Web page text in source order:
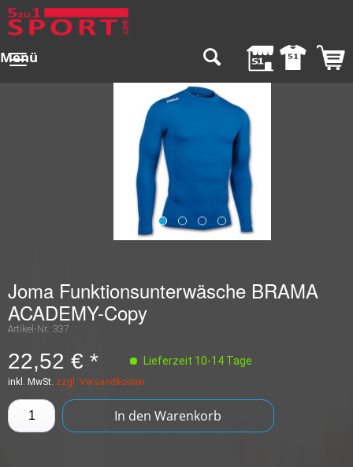
Menü
Joma Funktionsunterwäsche BRAMA
ACADEMY-Copy
Artikel-Nr.: 337
22,52 € * Lieferzeit 10-14 Tage
inkl. MwSt. zzgl. Versandkosten
In den Warenkorb